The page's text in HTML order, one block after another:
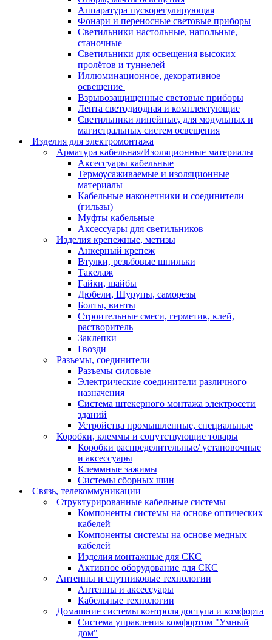
Аппаратура пускорегулирующая
Фонари и переносные световые приборы
Светильники настольные, напольные,
станочные
Светильники для освещения высоких
пролётов и туннелей
Иллюминационное, декоративное
освещение
Взрывозащищенные световые приборы
Лента светодиодная и комплектующие
Светильники линейные, для модульных и
магистральных систем освещения
Изделия для электромонтажа
Арматура кабельная/Изоляционные материалы
Аксессуары кабельные
Термоусаживаемые и изоляционные
материалы
Кабельные наконечники и соединители
(гильзы)
Муфты кабельные
Аксессуары для светильников
Изделия крепежные, метизы
Анкерный крепеж
Втулки, резьбовые шпильки
Такелаж
Гайки, шайбы
Дюбели, Шурупы, саморезы
Болты, винты
Строительные смеси, герметик, клей,
растворитель
Заклепки
Гвозди
Разъемы, соединители
Разъемы силовые
Электрические соединители различного
назначения
Система штекерного монтажа электросети
зданий
Устройства промышленные, специальные
Коробки, клеммы и сопутствующие товары
Коробки распределительные/ установочные
и аксессуары
Клеммные зажимы
Системы сборных шин
Связь, телекоммуникации
Структурированные кабельные системы
Компоненты системы на основе оптических
кабелей
Компоненты системы на основе медных
кабелей
Изделия монтажные для СКС
Активное оборудование для СКС
Антенны и спутниковые технологии
Антенны и аксессуары
Кабельные технологии
Домашние системы контроля доступа и комфорта
Система управления комфортом "Умный
дом"